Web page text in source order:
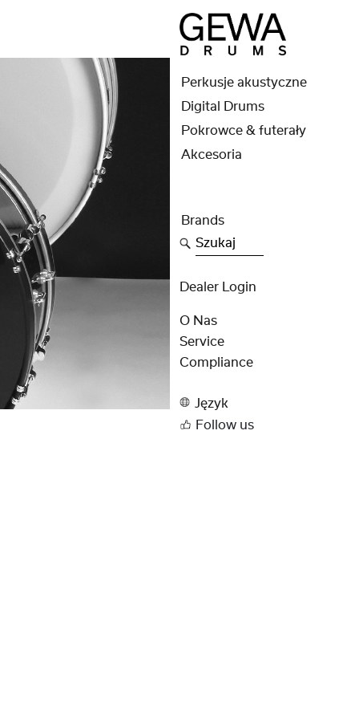
Perkusje akustyczne
Digital Drums
Pokrowce & futerały
Akcesoria
Brands
Szukaj
Dealer Login
O Nas
Service
Compliance
Język
Follow us